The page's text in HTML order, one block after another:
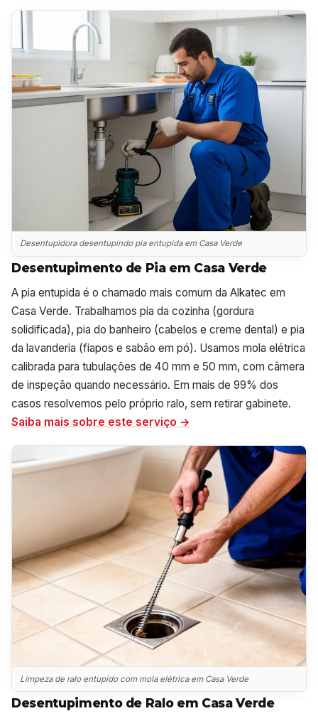
Desentupidora desentupindo pia entupida em Casa Verde
Desentupimento de Pia em Casa Verde
A pia entupida é o chamado mais comum da Alkatec em
Casa Verde. Trabalhamos pia da cozinha (gordura
solidificada), pia do banheiro (cabelos e creme dental) e pia
da lavanderia (fiapos e sabão em pó). Usamos mola elétrica
calibrada para tubulações de 40 mm e 50 mm, com câmera
de inspeção quando necessário. Em mais de 99% dos
casos resolvemos pelo próprio ralo, sem retirar gabinete.
Saiba mais sobre este serviço →
Limpeza de ralo entupido com mola elétrica em Casa Verde
Desentupimento de Ralo em Casa Verde